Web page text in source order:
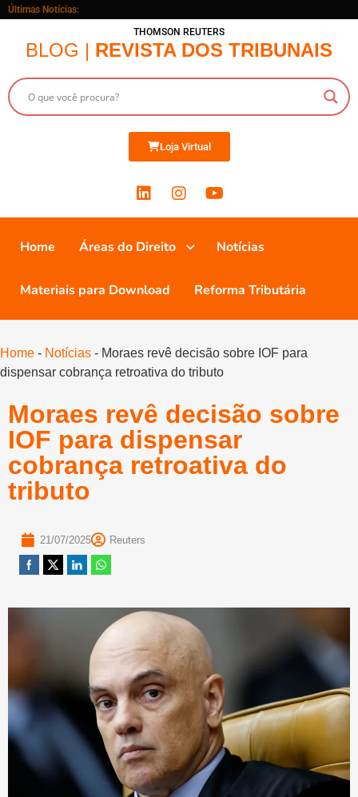
Últimas Notícias:
THOMSON REUTERS
BLOG | REVISTA DOS TRIBUNAIS
Loja Virtual
Home Áreas do Direito Notícias
Materiais para Download Reforma Tributária
Home - Notícias - Moraes revê decisão sobre IOF para
dispensar cobrança retroativa do tributo
Moraes revê decisão sobre
IOF para dispensar
cobrança retroativa do
tributo
21/07/2025 Reuters